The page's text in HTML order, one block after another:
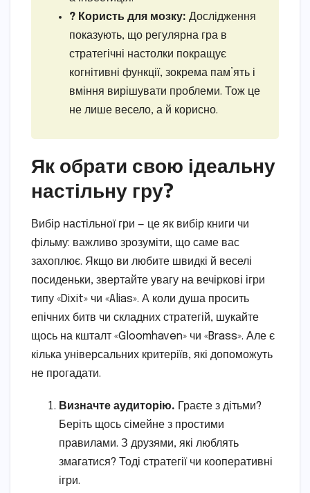
? Користь для мозку: Дослідження
показують, що регулярна гра в
стратегічні настолки покращує
когнітивні функції, зокрема пам’ять і
вміння вирішувати проблеми. Тож це
не лише весело, а й корисно.
Як обрати свою ідеальну
настільну гру?
Вибір настільної гри — це як вибір книги чи
фільму: важливо зрозуміти, що саме вас
захоплює. Якщо ви любите швидкі й веселі
посиденьки, звертайте увагу на вечіркові ігри
типу «Dixit» чи «Alias». А коли душа просить
епічних битв чи складних стратегій, шукайте
щось на кшталт «Gloomhaven» чи «Brass». Але є
кілька універсальних критеріїв, які допоможуть
не прогадати.
Визначте аудиторію. Граєте з дітьми?
Беріть щось сімейне з простими
правилами. З друзями, які люблять
змагатися? Тоді стратегії чи кооперативні
ігри.